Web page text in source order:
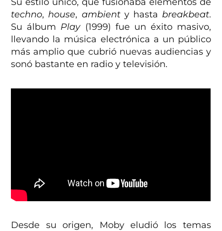
techno, house, ambienty hasta breakbeat.
Su álbum Play (1999) fue un éxito masivo,
llevando la música electrónica a un público
más amplio que cubrió nuevas audiencias y
sonó bastante en radio y televisión.
Desde su origen, Moby eludió los temas